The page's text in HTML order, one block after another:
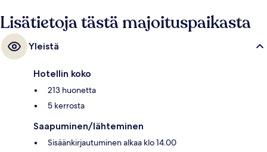
Lisätietoja tästä majoituspaikasta
Yleistä
Hotellin koko
213 huonetta
5 kerrosta
Saapuminen/lähteminen
Sisäänkirjautuminen alkaa klo 14.00